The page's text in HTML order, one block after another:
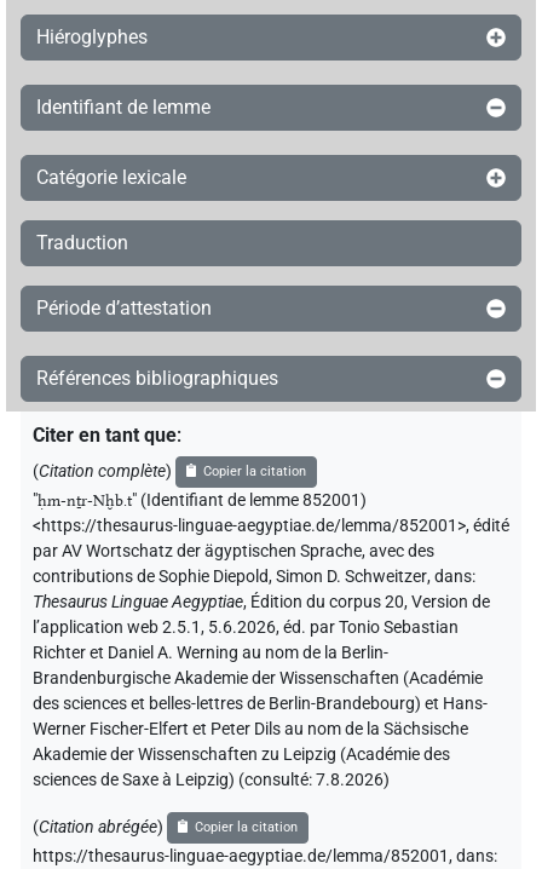
Hiéroglyphes
Identifiant de lemme
Catégorie lexicale
Traduction
Période d’attestation
Références bibliographiques
Citer en tant que:
(Citation complète) Copier la citation
"ḥm-nṯr-Nḫb.t" (Identifiant de lemme 852001)
<https://thesaurus-linguae-aegyptiae.de/lemma/852001>,édité
par AV Wortschatz der ägyptischen Sprache,avec des
contributions deSophie Diepold,Simon D. Schweitzer,dans:
Thesaurus Linguae Aegyptiae, Édition du corpus 20, Version de
l’application web 2.5.1, 5.6.2026, éd. par Tonio Sebastian
Richter et Daniel A. Werning au nom de la Berlin-
Brandenburgische Akademie der Wissenschaften (Académie
des sciences et belles-lettres de Berlin-Brandebourg) et Hans-
Werner Fischer-Elfert et Peter Dils au nom de la Sächsische
Akademie der Wissenschaften zu Leipzig (Académie des
sciences de Saxe à Leipzig) (consulté:7.8.2026)
(Citation abrégée) Copier la citation
https://thesaurus-linguae-aegyptiae.de/lemma/852001,dans: